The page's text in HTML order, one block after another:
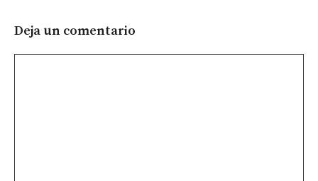
Deja un comentario